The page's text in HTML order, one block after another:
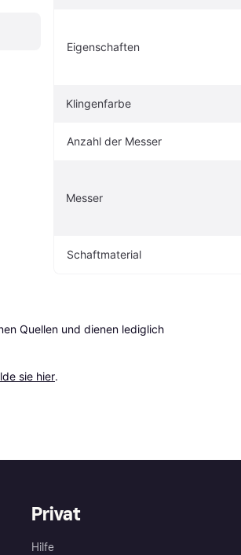
Eigenschaften
Klingenfarbe
Anzahl der Messer
Messer
Schaftmaterial
Quellen und dienen lediglich
sie hier.
Privat
Hilfe